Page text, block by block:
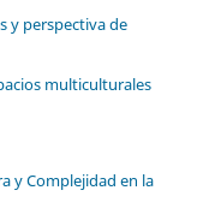
y perspectiva de
multiculturales
y Complejidad en la